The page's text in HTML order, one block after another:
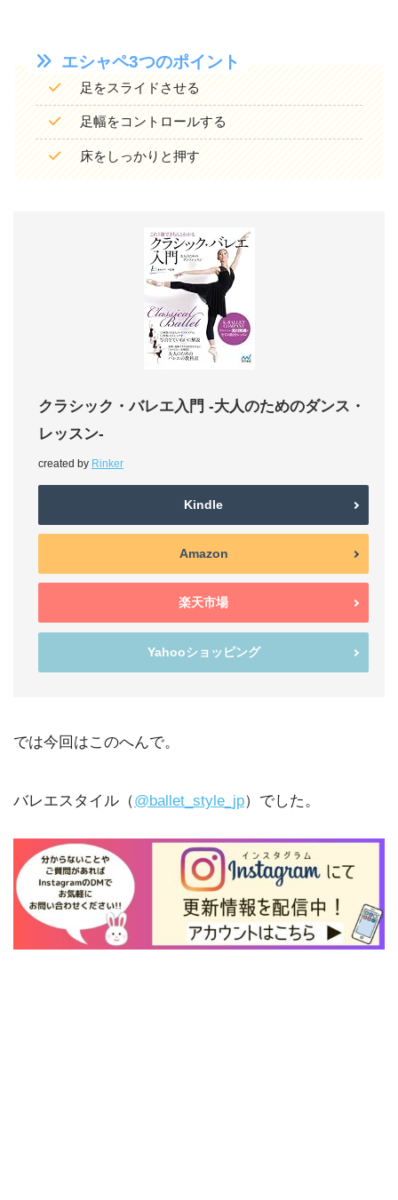
エシャペ3つのポイント
足をスライドさせる
足幅をコントロールする
床をしっかりと押す
クラシック・バレエ入門 -大人のためのダンス・
レッスン-
created by Rinker
Kindle
Amazon
楽天市場
Yahooショッピング
では今回はこのへんで。
バレエスタイル（@ballet_style_jp）でした。